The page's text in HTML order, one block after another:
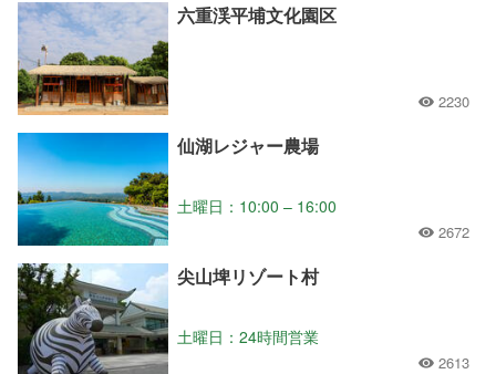
六重渓平埔文化園区
2230
仙湖レジャー農場
土曜日：10:00 – 16:00
2672
尖山埤リゾート村
土曜日：24時間営業
2613